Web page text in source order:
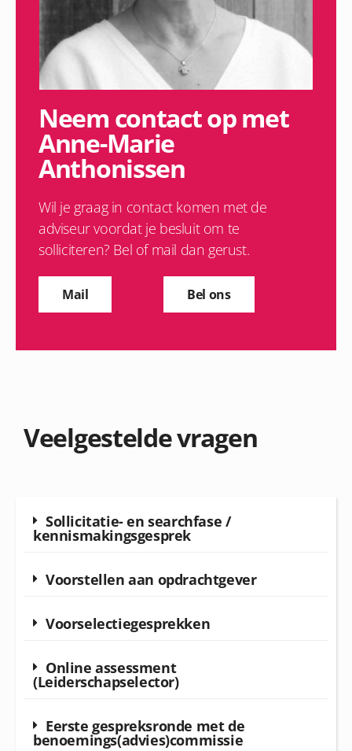
Neem contact op met
Anne-Marie
Anthonissen
Wil je graag in contact komen met de
adviseur voordat je besluit om te
solliciteren? Bel of mail dan gerust.
Mail Bel ons
Veelgestelde vragen
Sollicitatie- en searchfase /
kennismakingsgesprek
Voorstellen aan opdrachtgever
Voorselectiegesprekken
Online assessment
(Leiderschapselector)
Eerste gespreksronde met de
benoemings(advies)commissie